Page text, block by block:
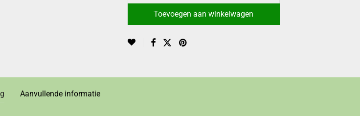
Toevoegen aan winkelwagen
Aanvullende informatie